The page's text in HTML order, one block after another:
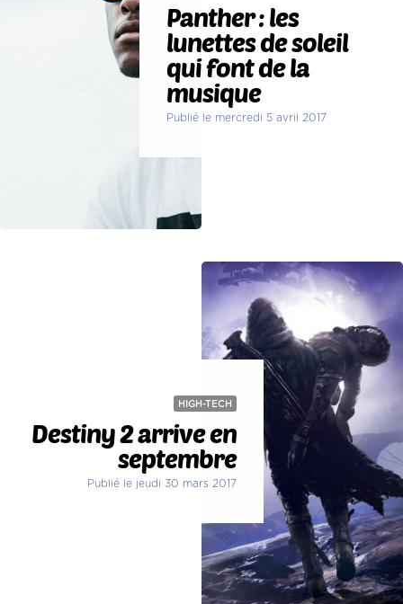
Panther : les
lunettes de soleil
qui font de la
musique
Publié le mercredi 5 avril 2017
HIGH-TECH
Destiny 2 arrive en
septembre
Publié le jeudi 30 mars 2017